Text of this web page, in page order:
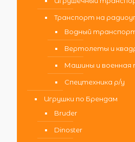
Транспорт на
Водный
Вертолеты и
Машины и военная
Спецтехника р/у
Игрушки по Брендам
Bruder
Dinoster